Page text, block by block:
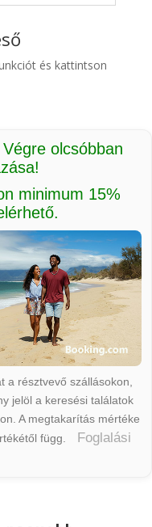
és kattintson
olcsóbban
minimum 15%
a résztvevő szállásokon,
jelöl a keresési találatok
A megtakarítás mértéke
függ.
Foglalási